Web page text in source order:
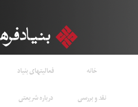
خانه فعالیتهای بنیاد
نقد و بررسی
درباره شریعتی